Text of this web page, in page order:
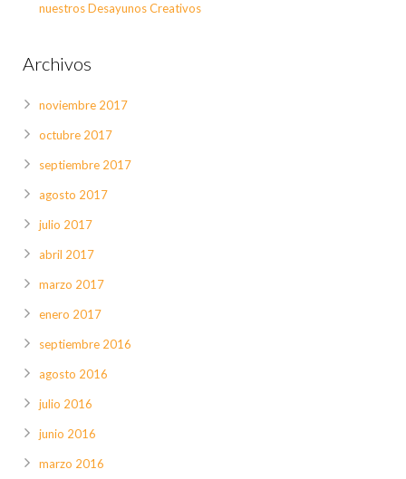
nuestros Desayunos Creativos
Archivos
noviembre 2017
octubre 2017
septiembre 2017
agosto 2017
julio 2017
abril 2017
marzo 2017
enero 2017
septiembre 2016
agosto 2016
julio 2016
junio 2016
marzo 2016